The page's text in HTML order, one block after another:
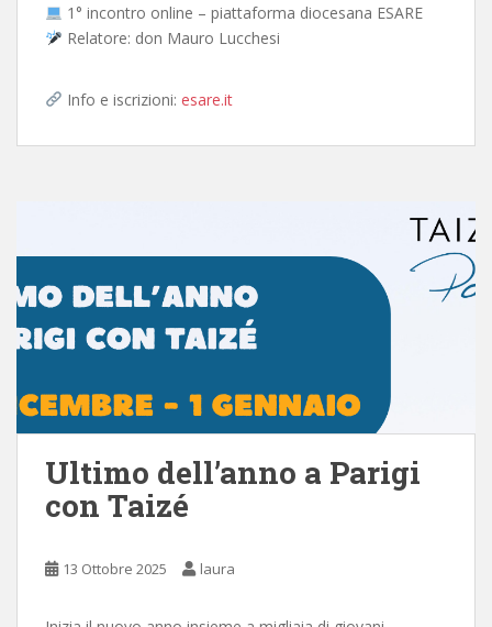
1° incontro online – piattaforma diocesana ESARE
Relatore: don Mauro Lucchesi
Info e iscrizioni: esare.it
Ultimo dell’anno a Parigi
con Taizé
13 Ottobre 2025 laura